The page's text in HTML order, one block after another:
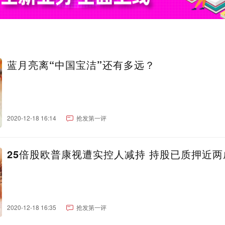
蓝月亮离“中国宝洁”还有多远？
2020-12-18 16:14 抢发第一评
25倍股欧普康视遭实控人减持 持股已质押近
2020-12-18 16:35 抢发第一评